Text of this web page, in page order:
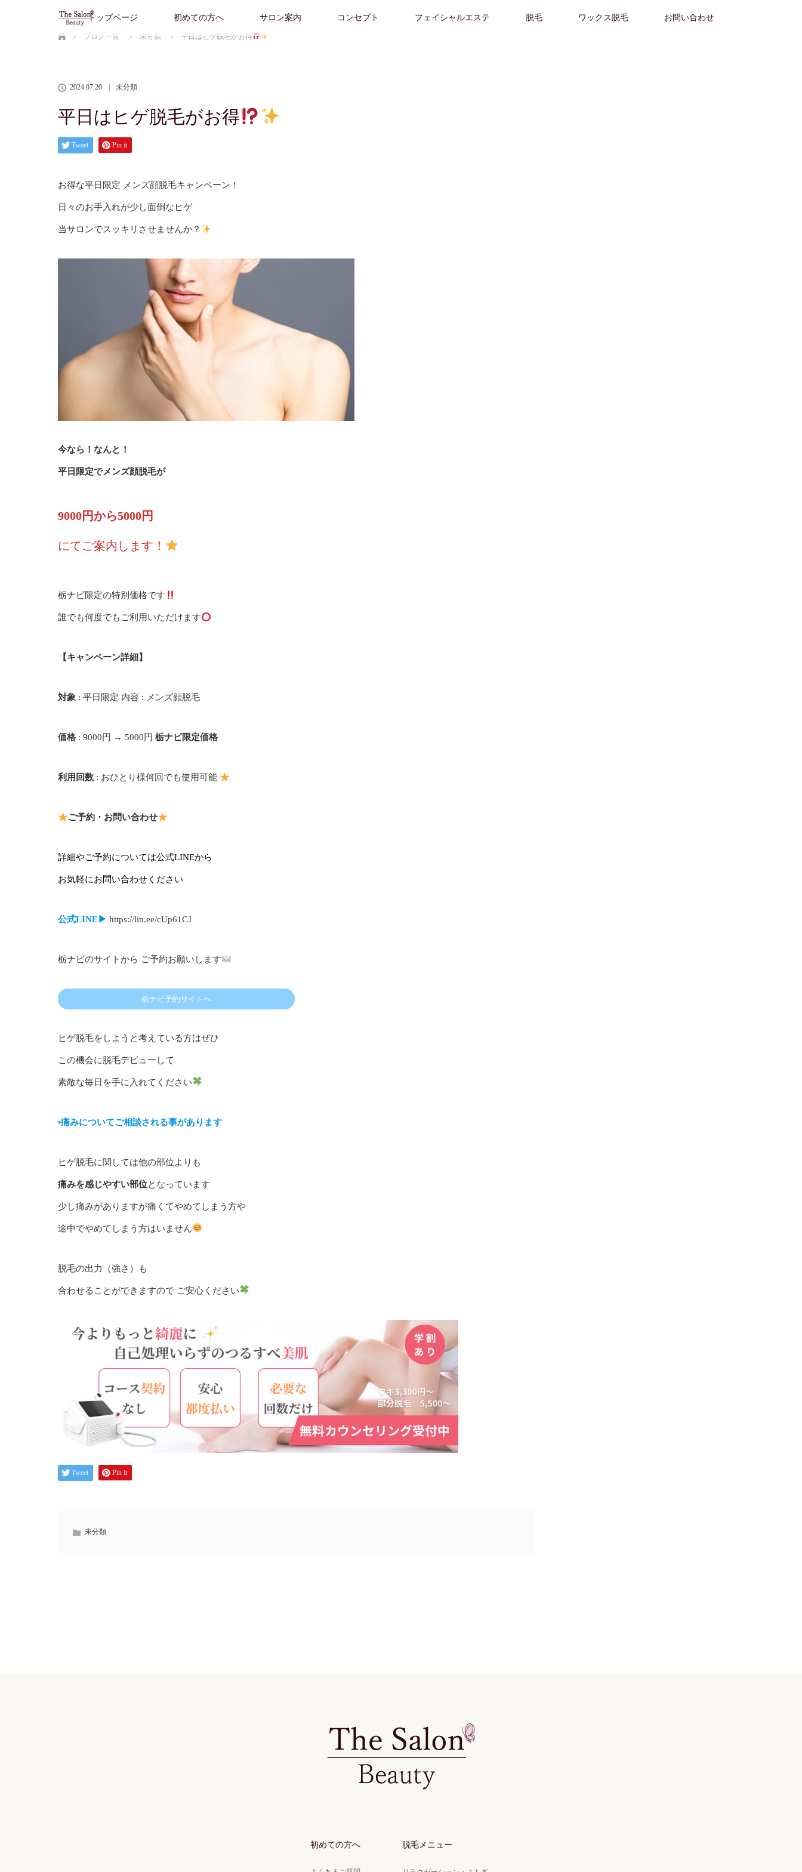
トップページ 初めての方へ サロン案内 コンセプト フェイシャルエステ 脱毛 ワックス脱毛 お問い合わせ
ホーム
ブログ一覧
未分類 平日はヒゲ脱毛がお得
2024.07.20 未分類
平日はヒゲ脱毛がお得
Tweet Pin it
お得な平日限定 メンズ顔脱毛キャンペーン！
日々のお手入れが少し面倒なヒゲ
当サロンでスッキリさせませんか？
今なら！なんと！
平日限定でメンズ顔脱毛が
9000円から5000円
にてご案内します！
栃ナビ限定の特別価格です
誰でも何度でもご利用いただけます
【キャンペーン詳細】
対象 : 平日限定 内容 : メンズ顔脱毛
価格 : 9000円 → 5000円 栃ナビ限定価格
利用回数 : おひとり様何回でも使用可能
ご予約・お問い合わせ
詳細やご予約については公式LINEから
お気軽にお問い合わせください
公式LINE▶︎ https://lin.ee/cUp61CJ
栃ナビのサイトから ご予約お願いします
栃ナビ予約サイトへ
ヒゲ脱毛をしようと考えている方はぜひ
この機会に脱毛デビューして
素敵な毎日を手に入れてください
▪︎痛みについてご相談される事があります
ヒゲ脱毛に関しては他の部位よりも
痛みを感じやすい部位となっています
少し痛みがありますが痛くてやめてしまう方や
途中でやめてしまう方はいません
脱毛の出力（強さ）も
合わせることができますので ご安心ください
Tweet Pin it
未分類
初めての方へ 脱毛メニュー